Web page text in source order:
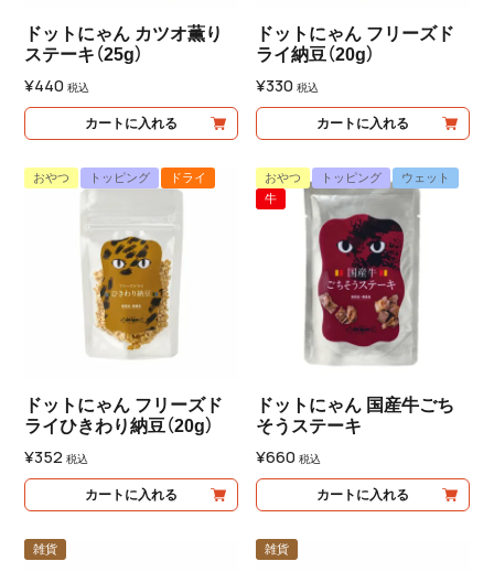
ドットにゃん カツオ薫り
ステーキ（25g）
¥440 税込
カートに入れる
ドットにゃん フリーズド
ライ納豆（20g）
¥330 税込
カートに入れる
おやつ トッピング ドライ
ドットにゃん フリーズド
ライひきわり納豆（20g）
¥352 税込
カートに入れる
おやつ トッピング
ウェット
牛
ドットにゃん 国産牛ごち
そうステーキ
¥660 税込
カートに入れる
雑貨 雑貨